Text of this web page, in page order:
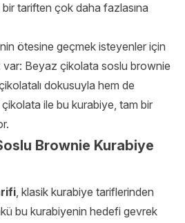
bir tariften çok daha fazlasına
ötesine geçmek isteyenler için
Beyaz çikolata soslu brownie
dokusuyla hem de
ile bu kurabiye, tam bir
Brownie Kurabiye
, klasik kurabiye tariflerinden
bu kurabiyenin hedefi gevrek